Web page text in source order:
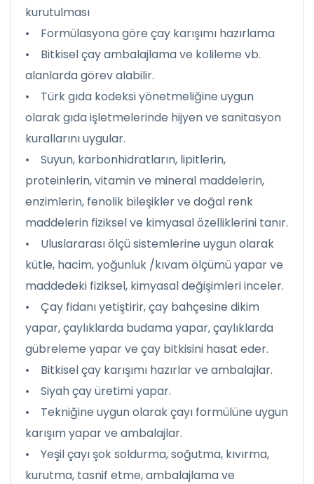
kurutulması
• Formülasyona göre çay karışımı hazırlama
• Bitkisel çay ambalajlama ve kolileme vb.
alanlarda görev alabilir.
• Türk gıda kodeksi yönetmeliğine uygun
olarak gıda işletmelerinde hijyen ve sanitasyon
kurallarını uygular.
• Suyun, karbonhidratların, lipitlerin,
proteinlerin, vitamin ve mineral maddelerin,
enzimlerin, fenolik bileşikler ve doğal renk
maddelerin fiziksel ve kimyasal özelliklerini tanır.
• Uluslararası ölçü sistemlerine uygun olarak
kütle, hacim, yoğunluk /kıvam ölçümü yapar ve
maddedeki fiziksel, kimyasal değişimleri inceler.
• Çay fidanı yetiştirir, çay bahçesine dikim
yapar, çaylıklarda budama yapar, çaylıklarda
gübreleme yapar ve çay bitkisini hasat eder.
• Bitkisel çay karışımı hazırlar ve ambalajlar.
• Siyah çay üretimi yapar.
• Tekniğine uygun olarak çayı formülüne uygun
karışım yapar ve ambalajlar.
• Yeşil çayı şok soldurma, soğutma, kıvırma,
kurutma, tasnif etme, ambalajlama ve